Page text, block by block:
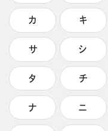
カ キ
サ シ
タ チ
ナ ニ